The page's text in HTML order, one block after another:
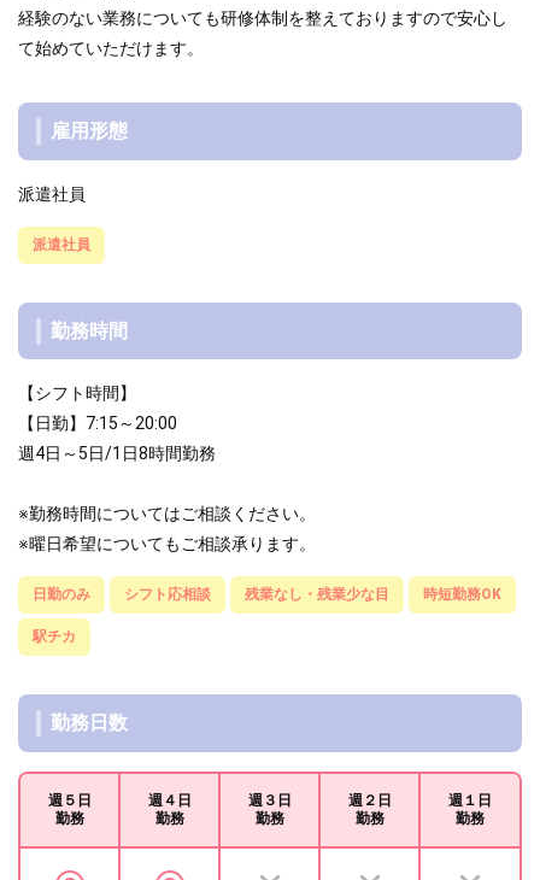
経験のない業務についても研修体制を整えておりますので安心し
て始めていただけます。
雇用形態
派遣社員
派遣社員
勤務時間
【シフト時間】
【日勤】7:15～20:00
週4日～5日/1日8時間勤務
※勤務時間についてはご相談ください。
※曜日希望についてもご相談承ります。
日勤のみ シフト応相談 残業なし・残業少な目 時短勤務OK
駅チカ
勤務日数
週５日
勤務
週４日
勤務
週３日
勤務
週２日
勤務
週１日
勤務